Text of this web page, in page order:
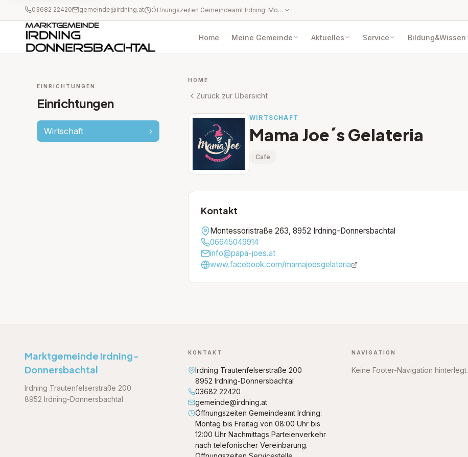
03682 22420 gemeinde@irdning.at Öffnungszeiten Gemeindeamt Irdning: Montag bis Freitag von 08:00 Uhr bis 12:00 Uhr Nachmittags Parteienverkehr nach telefonischer Vereinbarung. Öffnungszeiten Servicestelle Donnersbachwald: jeden ersten Freitag im Monat von 07:00 Uhr bis 12:00 Uhr
Home Meine Gemeinde Aktuelles Service Bildung&Wissen
EINRICHTUNGEN
Einrichtungen
Wirtschaft ›
HOME
Zurück zur Übersicht
WIRTSCHAFT
Mama Joe´s Gelateria
Cafe
Kontakt
Montessoristraße 263, 8952 Irdning-Donnersbachtal
06645049914
info@papa-joes.at
www.facebook.com/mamajoesgelateria
Marktgemeinde Irdning-
Donnersbachtal
Irdning Trautenfelserstraße 200
8952 Irdning-Donnersbachtal
KONTAKT
Irdning Trautenfelserstraße 200
8952 Irdning-Donnersbachtal
03682 22420
gemeinde@irdning.at
Öffnungszeiten Gemeindeamt Irdning:
Montag bis Freitag von 08:00 Uhr bis
12:00 Uhr Nachmittags Parteienverkehr
nach telefonischer Vereinbarung.
NAVIGATION
Keine Footer-Navigation hinterlegt.